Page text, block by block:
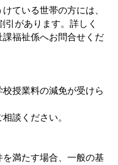
ている世帯の方には、
があります。詳しく
福祉係へお問合せくだ
授業料の減免が受けら
談ください。
満たす場合、一般の基